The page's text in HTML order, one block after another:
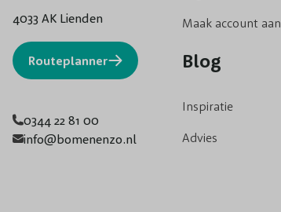
4033 AK Lienden
Routeplanner
0344 22 81 00
info@bomenenzo.nl
Maak account aan
Blog
Inspiratie
Advies